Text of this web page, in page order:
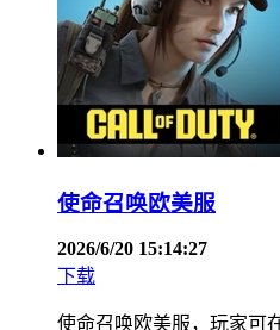
使命召唤欧美服
2026/6/20 15:14:27
下载
使命召唤欧美服，玩家可